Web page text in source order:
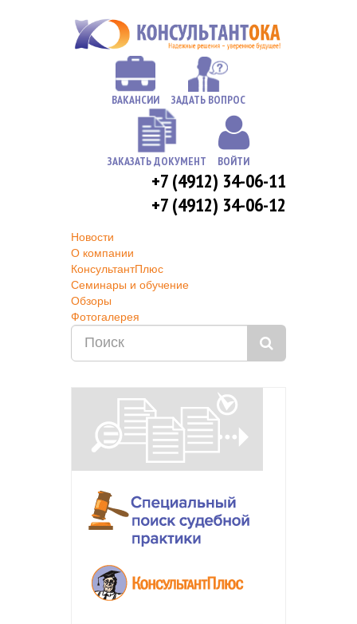
ВАКАНСИИ ЗАДАТЬ ВОПРОС
ЗАКАЗАТЬ ДОКУМЕНТ ВОЙТИ
+7 (4912) 34-06-11
+7 (4912) 34-06-12
Новости
О компании
КонсультантПлюс
Семинары и обучение
Обзоры
Фотогалерея